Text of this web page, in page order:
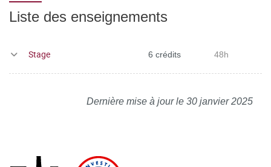
Liste des enseignements
Stage 6 crédits 48h
Dernière mise à jour le 30 janvier 2025